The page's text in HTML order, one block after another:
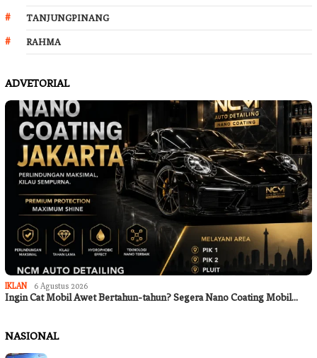
TANJUNGPINANG
RAHMA
ADVETORIAL
IKLAN 6 Agustus 2026
Ingin Cat Mobil Awet Bertahun-tahun? Segera Nano Coating Mobil…
NASIONAL